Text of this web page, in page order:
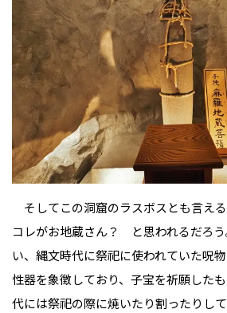
そしてこの洞窟のラスボスとも言える
コレがお地蔵さん？ と思われるだろ
い、縄文時代に祭祀に使われていた呪
性器を象徴しており、子宝を祈願した
代には祭祀の際に焼いたり割ったりし